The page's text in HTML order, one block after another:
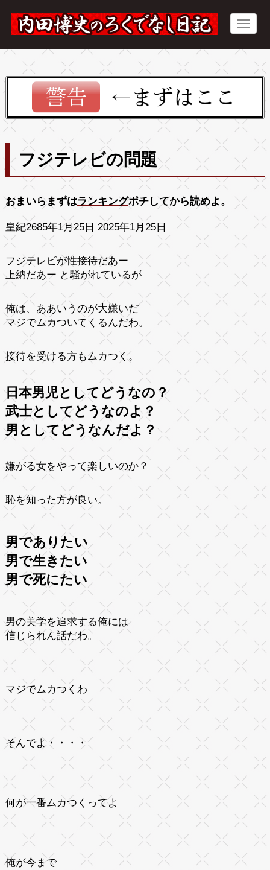
フジテレビの問題
おまいらまずはランキングポチしてから読めよ。
皇紀2685年1月25日 2025年1月25日
フジテレビが性接待だあー
上納だあー と騒がれているが
俺は、ああいうのが大嫌いだ
マジでムカついてくるんだわ。
接待を受ける方もムカつく。
日本男児としてどうなの？
武士としてどうなのよ？
男としてどうなんだよ？
嫌がる女をやって楽しいのか？
恥を知った方が良い。
男でありたい
男で生きたい
男で死にたい
男の美学を追求する俺には
信じられん話だわ。
マジでムカつくわ
そんでよ・・・・
何が一番ムカつくってよ
俺が今まで